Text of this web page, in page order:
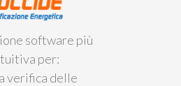
software più
per:
verifica delle